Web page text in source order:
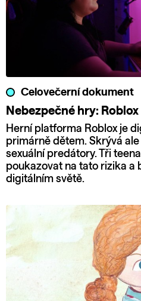
Celovečerní dokument
Nebezpečné hry:
Herní platforma Roblox je
primárně dětem. Skrývá
sexuální predátory. Tři
poukazovat na tato rizika a
digitálním světě.